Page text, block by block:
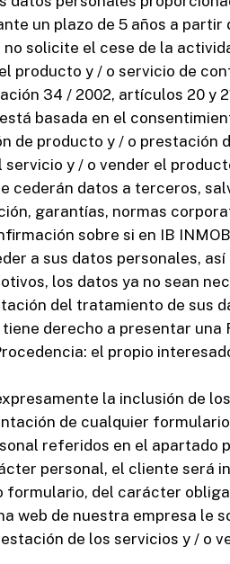
un plazo de 5 años a
solicite el cese de la
producto y / o servicio de
34 / 2002, artículos 20 y
basada en el
de producto y / o
servicio y / o vender el
cederán datos a terceros,
garantías, normas
sobre si en IB
a sus datos personales,
los datos ya no sean
del tratamiento de sus
derecho a presentar
el propio
la inclusión de
de cualquier
referidos en el apartado
personal, el cliente será
formulario, del carácter
web de nuestra empresa le
de los servicios y / o